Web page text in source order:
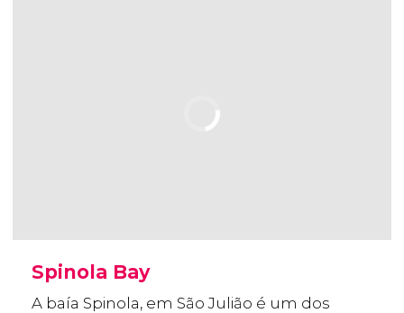
Spinola Bay
A baía Spinola, em São Julião é um dos